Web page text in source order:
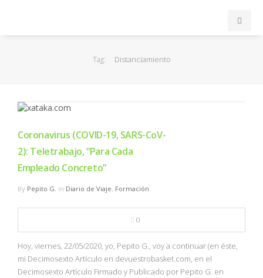
EuroLeague
FIBA
OTROS
NBA
Tag: Distanciamiento
Coronavirus (COVID-19, SARS-CoV-
2): Teletrabajo, “Para Cada
Empleado Concreto”
By Pepito G. in Diario de Viaje, Formación
0
Hoy, viernes, 22/05/2020, yo, Pepito G., voy a continuar (en éste,
mi Decimosexto Artículo en devuestrobasket.com, en el
Decimosexto Artículo Firmado y Publicado por Pepito G. en